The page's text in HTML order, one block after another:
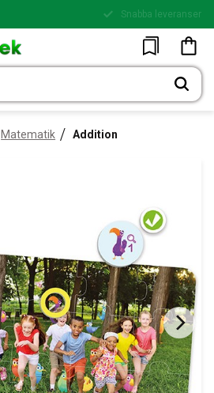
Snabba leveranser
Enkel betalning
Favoriter
Matematik Addition